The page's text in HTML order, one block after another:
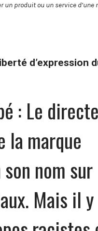
un produit ou un service
d’expression
: Le
la marque
son nom
Mais il y